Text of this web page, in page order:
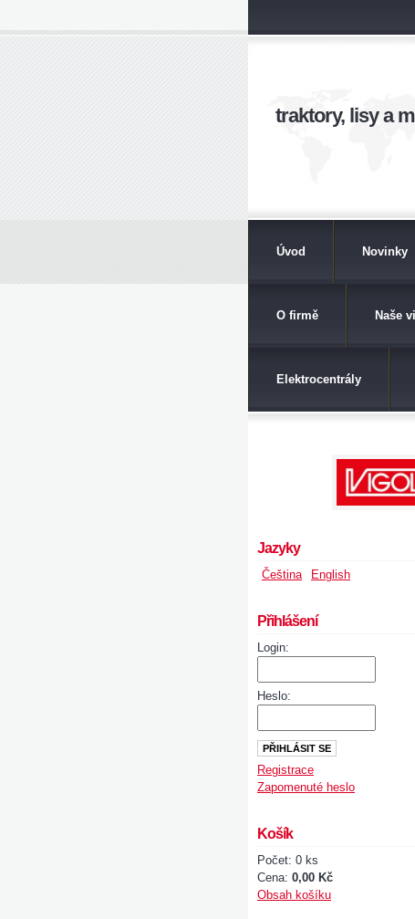
traktory, lisy a
Úvod Novinky
O firmě Naše
Elektrocentrály
Jazyky
Čeština English
Přihlášení
Login:
Heslo:
Registrace
Zapomenuté heslo
Košík
Počet: 0 ks
Cena: 0,00 Kč
Obsah košíku